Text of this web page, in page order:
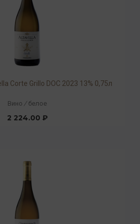
Corte Grillo DOC 2023 13% 0,75л
Вино / белое
2 224.00 ₽